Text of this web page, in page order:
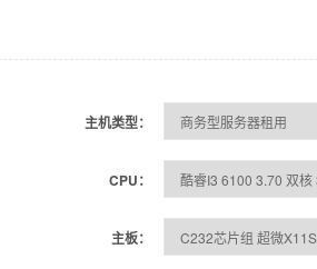
主机类型：
CPU：
主板：